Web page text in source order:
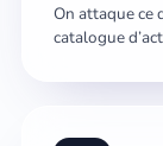
On attaque ce
catalogue